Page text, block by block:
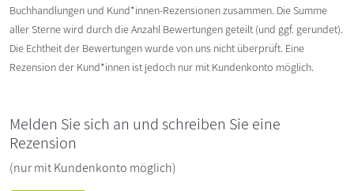
Buchhandlungen und Kund*innen-Rezensionen zusammen. Die Summe
aller Sterne wird durch die Anzahl Bewertungen geteilt (und ggf. gerundet).
Die Echtheit der Bewertungen wurde von uns nicht überprüft. Eine
Rezension der Kund*innen ist jedoch nur mit Kundenkonto möglich.
Melden Sie sich an und schreiben Sie eine
Rezension
(nur mit Kundenkonto möglich)